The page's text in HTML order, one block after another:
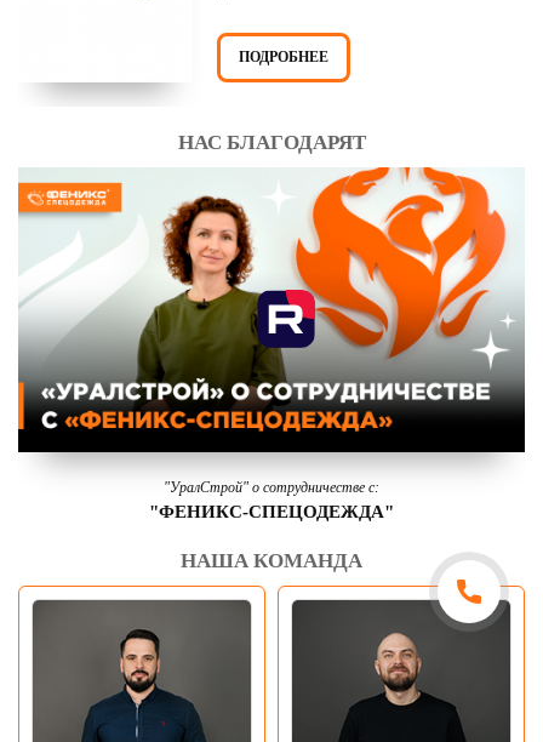
ПОДРОБНЕЕ
НАС БЛАГОДАРЯТ
"УралСтрой" о сотрудничестве с:
"ФЕНИКС-СПЕЦОДЕЖДА"
НАША КОМАНДА